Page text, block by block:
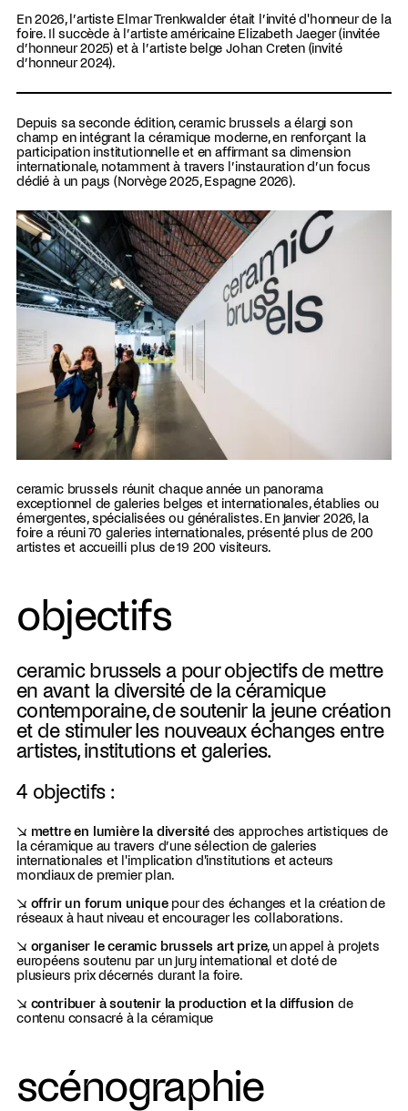
En 2026, l’artiste Elmar Trenkwalder était l’invité d'honneur de la
foire. Il succède à l’artiste américaine Elizabeth Jaeger (invitée
d’honneur 2025) et à l’artiste belge Johan Creten (invité
d’honneur 2024).
Depuis sa seconde édition, ceramic brussels a élargi son
champ en intégrant la céramique moderne, en renforçant la
participation institutionnelle et en affirmant sa dimension
internationale, notamment à travers l’instauration d’un focus
dédié à un pays (Norvège 2025, Espagne 2026).
ceramic brussels réunit chaque année un panorama
exceptionnel de galeries belges et internationales, établies ou
émergentes, spécialisées ou généralistes. En janvier 2026, la
foire a réuni 70 galeries internationales, présenté plus de 200
artistes et accueilli plus de 19 200 visiteurs.
objectifs
ceramic brussels a pour objectifs de mettre
en avant la diversité de la céramique
contemporaine, de soutenir la jeune création
et de stimuler les nouveaux échanges entre
artistes, institutions et galeries.
4 objectifs :
↘ mettre en lumière la diversité des approches artistiques de
la céramique au travers d’une sélection de galeries
internationales et l'implication d'institutions et acteurs
mondiaux de premier plan.
↘ offrir un forum uniquepour des échanges et la création de
réseaux à haut niveau et encourager les collaborations.
↘ organiser le ceramic brussels art prize, un appel à projets
européens soutenu par un jury international et doté de
plusieurs prix décernés durant la foire.
↘ contribuer à soutenir la production et la diffusion de
contenu consacré à la céramique
scénographie